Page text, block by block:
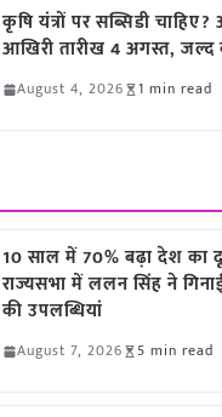
कृषि यंत्रों पर सब्सिडी
आखिरी तारीख 4 अगस्त, जल्द
August 4, 2026 1 min read
10 साल में 70% बढ़ा देश का
राज्यसभा में ललन सिंह ने
की उपलब्धियां
August 7, 2026 5 min read